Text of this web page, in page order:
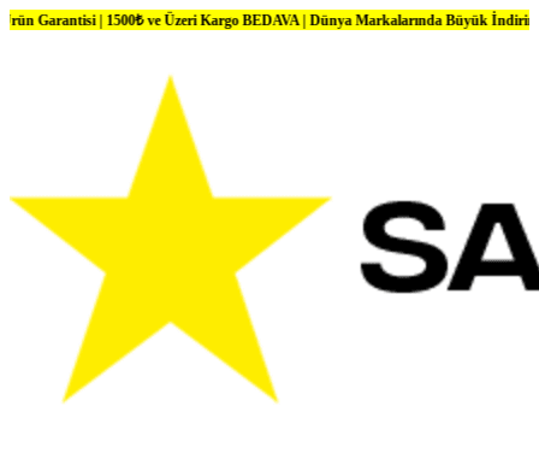
| 1500₺ ve Üzeri Kargo BEDAVA | Dünya Markalarında Büyük İndirimler